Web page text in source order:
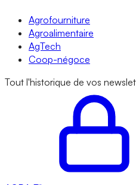
Agrofourniture
Agroalimentaire
AgTech
Coop-négoce
Tout l'historique de vos